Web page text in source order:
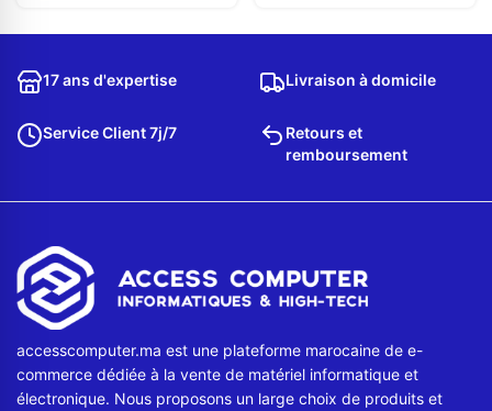
17 ans d'expertise Livraison à domicile
Service Client 7j/7
Retours et
remboursement
accesscomputer.ma est une plateforme marocaine de e-
commerce dédiée à la vente de matériel informatique et
électronique. Nous proposons un large choix de produits et